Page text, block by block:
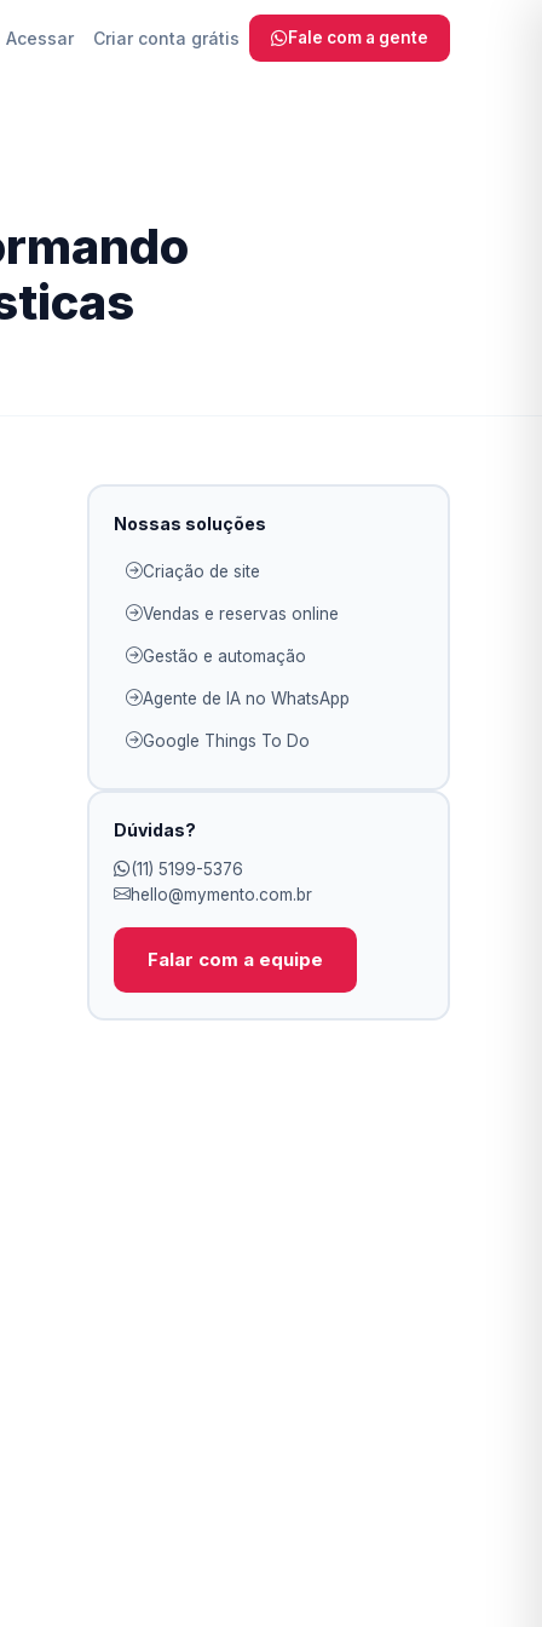
IA
Fazer
Acessar Criar conta grátis Fale com a gente
Nossas soluções
Criação de site
Vendas e reservas online
Gestão e automação
Agente de IA no WhatsApp
Google Things To Do
Dúvidas?
(11) 5199-5376
hello@mymento.com.br
Falar com a equipe